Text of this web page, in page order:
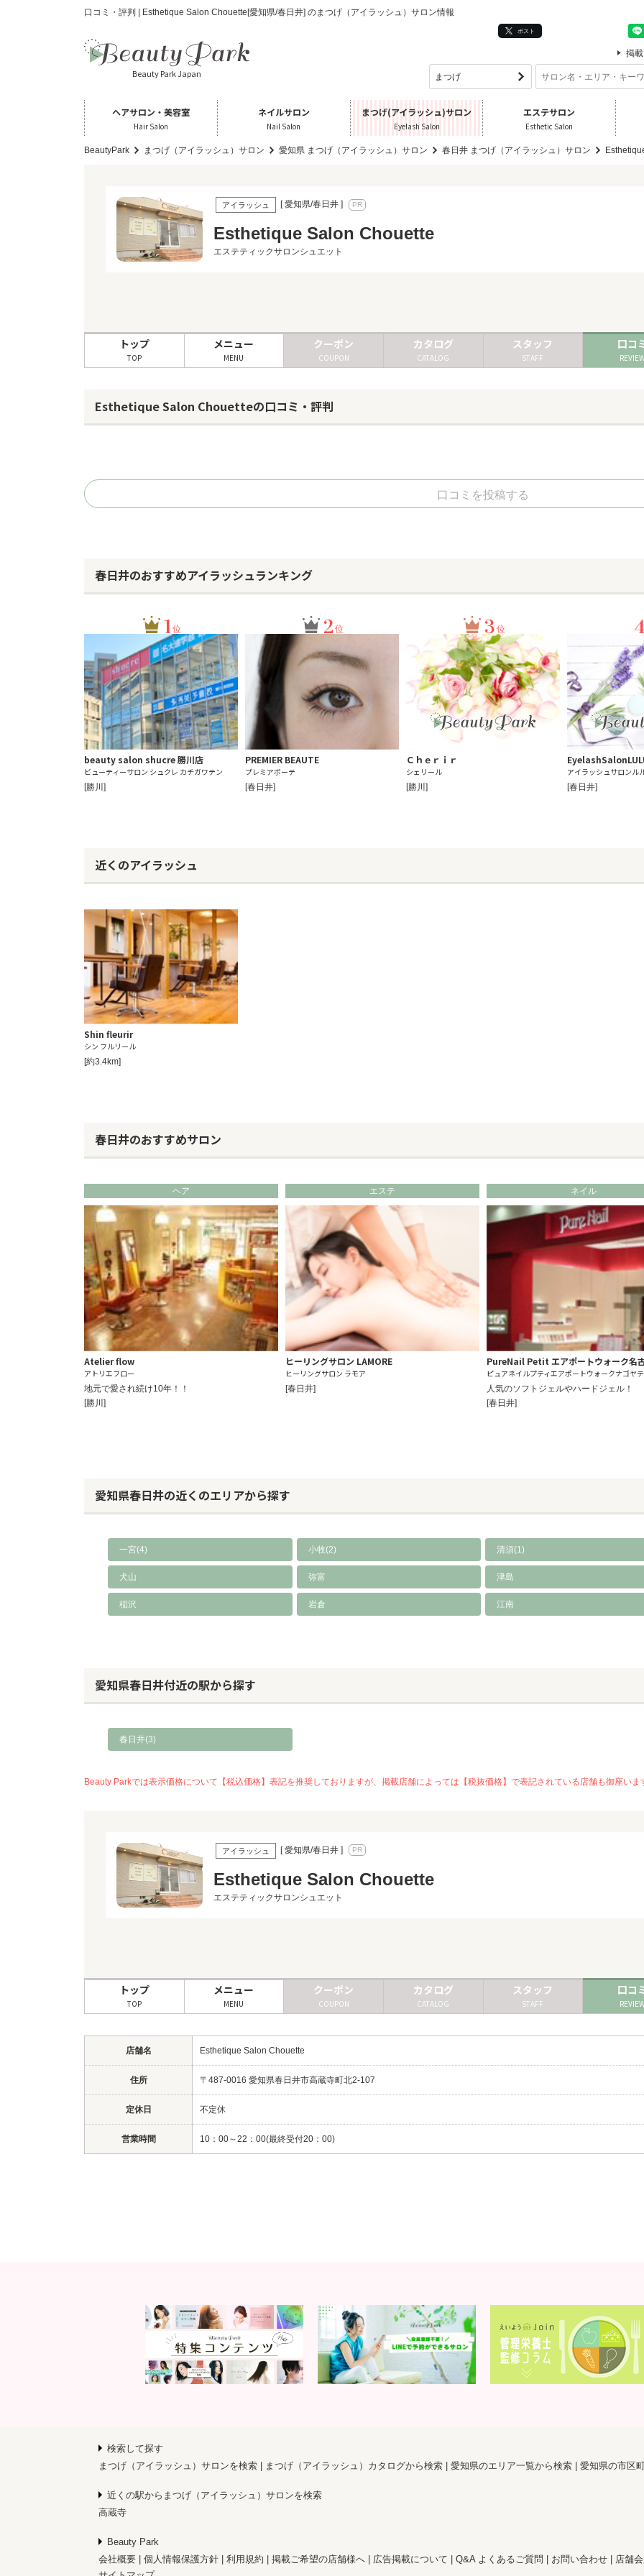
口コミ・評判 | Esthetique Salon Chouette[愛知県/春日井] のまつげ（アイラッシュ）サロン情報
ポスト
Beauty Park Japan
掲
ヘアサロン・美容室
Hair Salon
ネイルサロン
Nail Salon
まつげ(アイラッシュ)サロン
Eyelash Salon
エステサロン
Esthetic Salon
BeautyPark まつげ（アイラッシュ）サロン 愛知県 まつげ（アイラッシュ）サロン 春日井 まつげ（アイラッシュ）サロン
アイラッシュ [ 愛知県/春日井 ]
Esthetique Salon Chouette
エステティックサロンシュエット
トップ
TOP
メニュー
MENU
クーポン
COUPON
カタログ
CATALOG
スタッフ
STAFF
口コ
Esthetique Salon Chouetteの口コミ・評判
口コミを投稿する
春日井のおすすめアイラッシュランキング
1位
beauty salon shucre 勝川店
ビューティーサロン シュクレ カチガワテン
[勝川]
2 位
PREMIER BEAUTE
プレミアボーテ
[春日井]
3 位
Ｃｈｅｒｉｒ
シェリール
[勝川]
アイラッシュサロンル
[春日井]
近くのアイラッシュ
Shin fleurir
シン フルリール
[約3.4km]
春日井のおすすめサロン
ヘア
Atelier flow
アトリエフロー
地元で愛され続け10年！！
[勝川]
エステ
ヒーリングサロン LAMORE
ヒーリングサロン ラモア
[春日井]
ネイル
PureNail Petit エアポートウォーク名
ピュアネイルプティエアポートウォークナゴヤ
人気のソフトジェルやハードジェル！
[春日井]
愛知県春日井の近くのエリアから探す
一宮(4) 小牧(2) 清須(1)
犬山 弥富 津島
稲沢 岩倉 江南
愛知県春日井付近の駅から探す
春日井(3)
Beauty Parkでは表示価格について【税込価格】表記を推奨しておりますが、掲載店舗によっては【税抜価格】で表記されている店舗も御座い
アイラッシュ [ 愛知県/春日井 ]
Esthetique Salon Chouette
エステティックサロンシュエット
トップ
TOP
メニュー
MENU
クーポン
COUPON
カタログ
CATALOG
スタッフ
STAFF
口コ
店舗名 Esthetique Salon Chouette
住所 〒487-0016 愛知県春日井市高蔵寺町北2-107
定休日 不定休
営業時間 10：00～22：00(最終受付20：00)
検索して探す
まつげ（アイラッシュ）サロンを検索
まつげ（アイラッシュ）カタログから検索 愛知県のエリア一覧から検索 愛知県の市区
近くの駅からまつげ（アイラッシュ）サロンを検索
高蔵寺
Beauty Park
会社概要
個人情報保護方針 利用規約 掲載ご希望の店舗様へ 広告掲載について Q&A よくあるご質問 お問い合わせ
店舗